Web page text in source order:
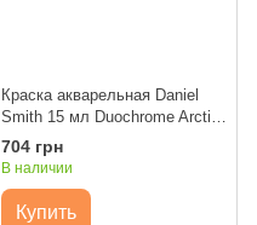
Краска акварельная Daniel
Smith 15 мл Duochrome Arctic
Fire
704 грн
В наличии
Купить